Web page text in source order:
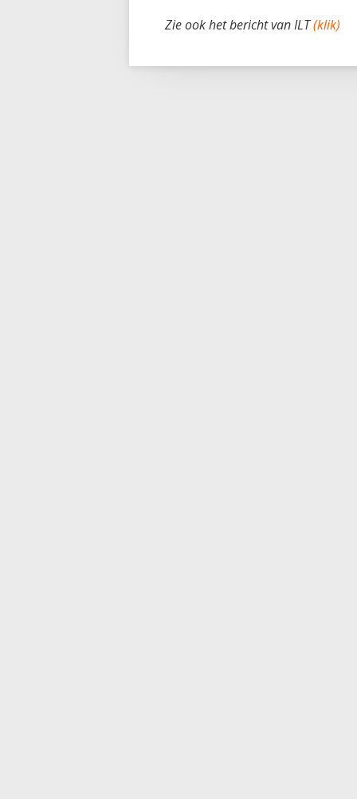
Zie ook het bericht van ILT(klik)